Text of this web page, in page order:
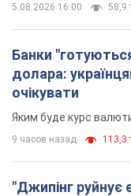
5.08.2026 16:00 58,9
Банки
долара:
очікувати
Яким буде курс
9 часов назад 113,3
"Джипінг руйнує